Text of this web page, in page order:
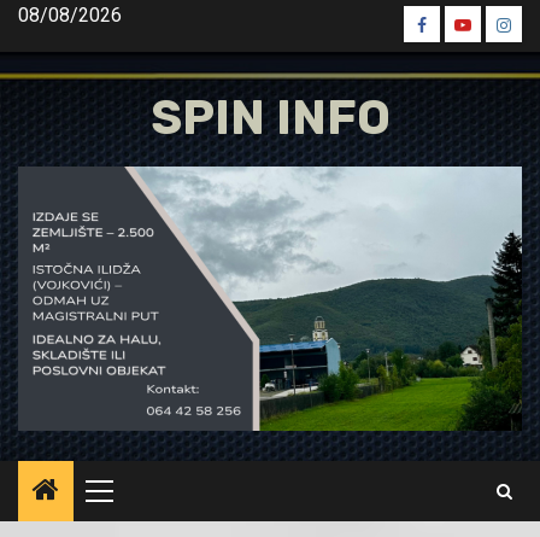
Skip
content
08/08/2026
Spin
Facebook
Spin
Youtube
Spin
SPIN INFO
Primary
Menu